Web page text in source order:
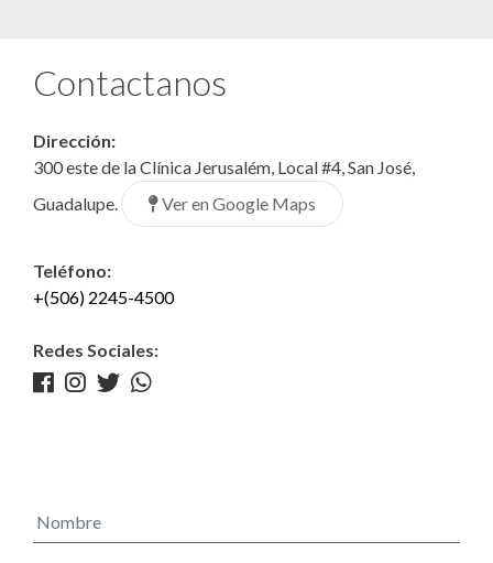
Contactanos
Dirección:
300 este de la Clínica Jerusalém, Local #4, San José,
Guadalupe.
Ver en Google Maps
Teléfono:
+(506) 2245-4500
Redes Sociales: